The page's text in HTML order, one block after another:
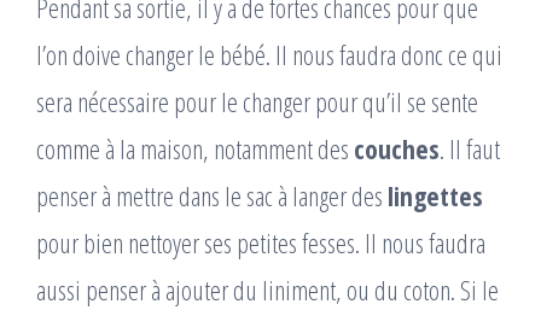
Pendant sa sortie, il y a de fortes chances pour que
l’on doive changer le bébé. Il nous faudra donc ce qui
sera nécessaire pour le changer pour qu’il se sente
comme à la maison, notamment des couches. Il faut
penser à mettre dans le sac à langer des lingettes
pour bien nettoyer ses petites fesses. Il nous faudra
aussi penser à ajouter du liniment, ou du coton. Si le